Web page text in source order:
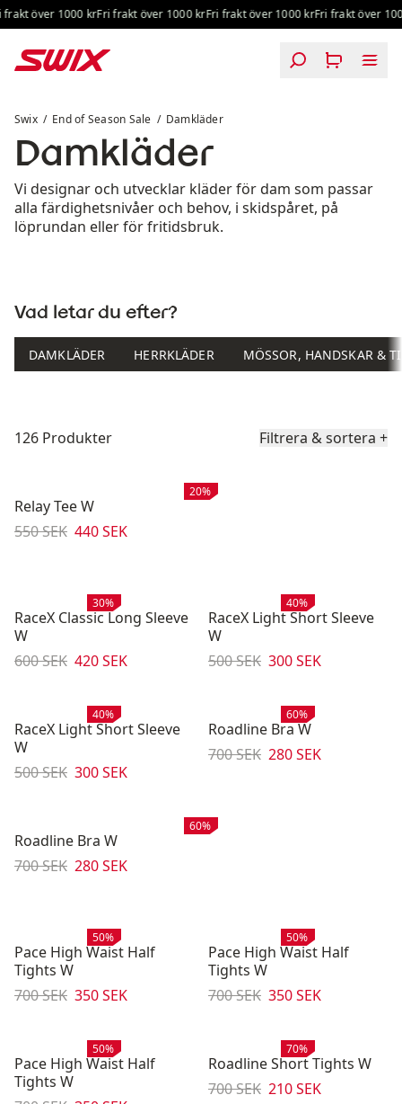
Hoppa till innehåll
över 1000 kr Fri frakt över 1000 krFri frakt över 1000 krFri frakt över 1000
Swix End of Season Sale Damkläder
Damkläder
Vi designar och utvecklar kläder för dam som passar
alla färdighetsnivåer och behov, i skidspåret, på
löprundan eller för fritidsbruk.
Vad letar du efter?
DAMKLÄDER HERRKLÄDER MÖSSOR, HANDSKAR &
126 Produkter Filtrera & sortera +
Rea:
20%
Relay Tee W
Originalpris:
550 SEK Reapris:
440 SEK
Rea:
30%
RaceX Classic Long Sleeve
W
Originalpris:
600 SEK Reapris:
420 SEK
Rea:
40%
RaceX Light Short Sleeve
W
Originalpris:
500 SEK Reapris:
300 SEK
Rea:
40%
RaceX Light Short Sleeve
W
Originalpris:
500 SEK Reapris:
300 SEK
Rea:
60%
Roadline Bra W
Originalpris:
700 SEK Reapris:
280 SEK
Rea:
60%
Roadline Bra W
Originalpris:
700 SEK Reapris:
280 SEK
Rea:
50%
Pace High Waist Half
Tights W
Originalpris:
700 SEK Reapris:
350 SEK
Rea:
50%
Pace High Waist Half
Tights W
Originalpris:
700 SEK Reapris:
350 SEK
Rea:
50%
Pace High Waist Half
Tights W
Rea:
70%
Roadline Short Tights W
Originalpris:
700 SEK Reapris:
210 SEK